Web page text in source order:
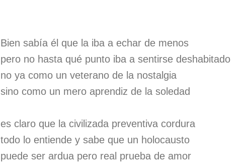
Bien sabía él que la iba a echar de menos
pero no hasta qué punto iba a sentirse deshabitado
no ya como un veterano de la nostalgia
sino como un mero aprendiz de la soledad
es claro que la civilizada preventiva cordura
todo lo entiende y sabe que un holocausto
puede ser ardua pero real prueba de amor